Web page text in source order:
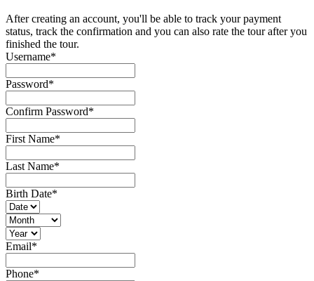
After creating an account, you'll be able to track your payment
status, track the confirmation and you can also rate the tour after you
finished the tour.
Username*
Password*
Confirm Password*
First Name*
Last Name*
Birth Date*
Email*
Phone*